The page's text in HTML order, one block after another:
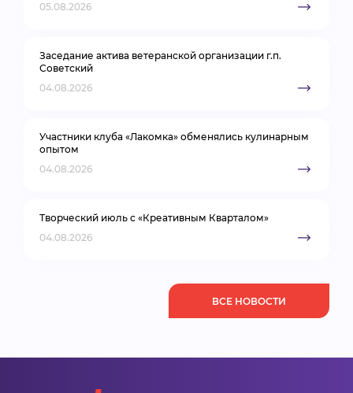
05.08.2026
Заседание актива ветеранской организации г.п.
Советский
04.08.2026
Участники клуба «Лакомка» обменялись кулинарным
опытом
04.08.2026
Творческий июль с «Креативным Кварталом»
04.08.2026
ВСЕ НОВОСТИ